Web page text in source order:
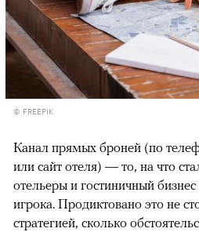
© FREEPIK
Канал прямых броней (по
или сайт отеля) — то, на что
отельеры и гостиничный бизнес
игрока. Продиктовано это не
стратегией, сколько